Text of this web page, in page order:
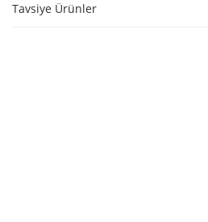
Tavsiye Ürünler